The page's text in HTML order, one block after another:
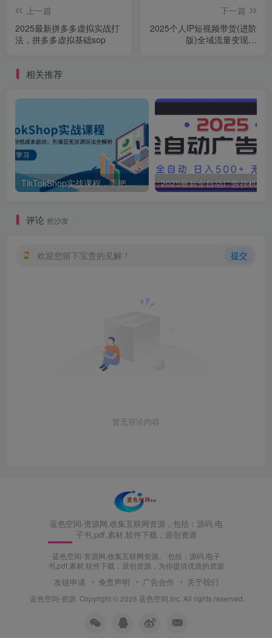
上一篇
2025最新拼多多虚拟实战打
法，拼多多虚拟基础sop
下一篇
2025个人IP短视频带货(进阶
版)全域流量变现，
相关推荐
TikTokShop实战课程，手把手教你低成本启动，东南亚无货源玩法全解析
评论 抢沙发
欢迎您留下宝贵的见解！ 提交
暂无评论内容
蓝色空间-资源网,收集互联网资源，包括：源码,电
子书,pdf,素材,软件下载，原创资源
蓝色空间-资源网,收集互联网资源。 包括：源码,电子
书,pdf,素材,软件下载，原创资源，为你提供优质的资源
友链申请 免责声明 广告合作 关于我们
蓝色空间-资源 Copyright © 2025 蓝色空间.Inc. All rights reserved.